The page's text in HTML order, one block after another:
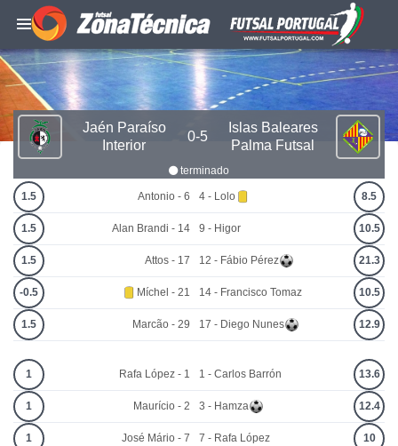
Jaén Paraíso
Interior
0-5
Islas Baleares
Palma Futsal
terminado
1.5 Antonio - 6
1.5 Alan Brandi - 14
1.5 Attos - 17
-0.5 Míchel - 21
1.5 Marcão - 29
4 - Lolo 8.5
9 - Higor 10.5
12 - Fábio Pérez 21.3
14 - Francisco Tomaz 10.5
17 - Diego Nunes 12.9
1 Rafa López - 1
1 Maurício - 2
1 José Mário - 7
1 - Carlos Barrón 13.6
3 - Hamza 12.4
7 - Rafa López 10